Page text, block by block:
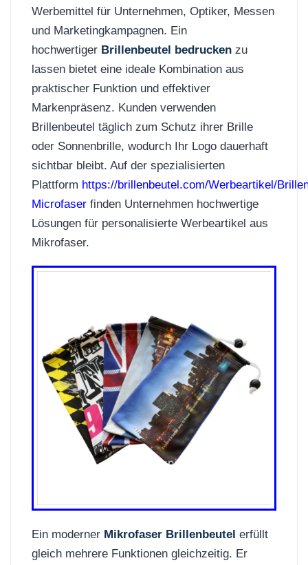
Werbemittel für Unternehmen, Optiker, Messen
und Marketingkampagnen. Ein
hochwertiger Brillenbeutel bedrucken zu
lassen bietet eine ideale Kombination aus
praktischer Funktion und effektiver
Markenpräsenz. Kunden verwenden
Brillenbeutel täglich zum Schutz ihrer Brille
oder Sonnenbrille, wodurch Ihr Logo dauerhaft
sichtbar bleibt. Auf der spezialisierten
Plattform https://brillenbeutel.com/Werbeartikel/
Microfaser finden Unternehmen hochwertige
Lösungen für personalisierte Werbeartikel aus
Mikrofaser.
Ein moderner Mikrofaser Brillenbeutel erfüllt
gleich mehrere Funktionen gleichzeitig. Er